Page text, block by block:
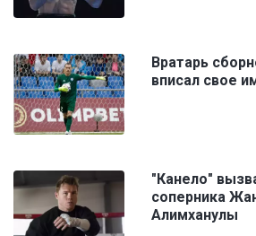
Вратарь
вписал свое
"Канело"
соперника
Алимханулы